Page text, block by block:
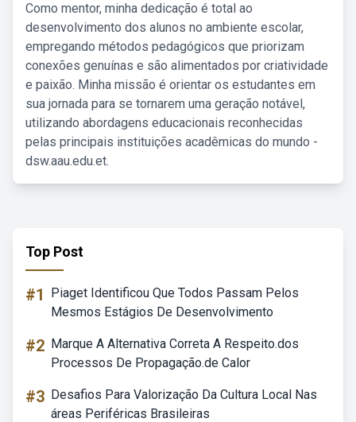
Como mentor, minha dedicação é total ao
desenvolvimento dos alunos no ambiente escolar,
empregando métodos pedagógicos que priorizam
conexões genuínas e são alimentados por criatividade
e paixão. Minha missão é orientar os estudantes em
sua jornada para se tornarem uma geração notável,
utilizando abordagens educacionais reconhecidas
pelas principais instituições acadêmicas do mundo -
dsw.aau.edu.et.
Top Post
#1
Piaget Identificou Que Todos Passam Pelos
Mesmos Estágios De Desenvolvimento
#2 Marque A Alternativa Correta A Respeito.dos
Processos De Propagação.de Calor
#3 Desafios Para Valorização Da Cultura Local Nas
áreas Periféricas Brasileiras